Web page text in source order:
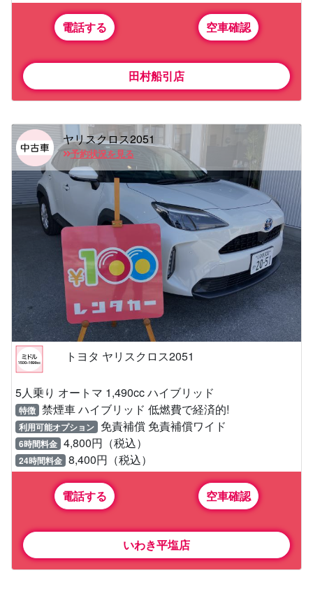
電話する 空車確認
田村船引店
ヤリスクロス2051
予約状況を見る
トヨタ ヤリスクロス2051
5人乗り オートマ 1,490cc ハイブリッド
特徴 禁煙車 ハイブリッド 低燃費で経済的!
利用可能オプション 免責補償 免責補償ワイド
6時間料金 4,800円（税込）
24時間料金 8,400円（税込）
電話する 空車確認
いわき平塩店